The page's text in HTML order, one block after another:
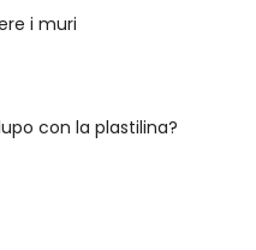
i muri
con la plastilina?